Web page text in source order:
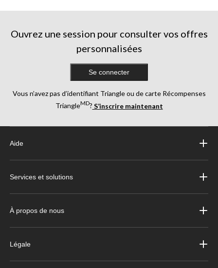
Ouvrez une session pour consulter vos offres
personnalisées
Se connecter
Vous n’avez pas d’identifiant Triangle ou de carte Récompenses
TriangleMD? S’inscrire maintenant
Aide
Services et solutions
À propos de nous
Légale